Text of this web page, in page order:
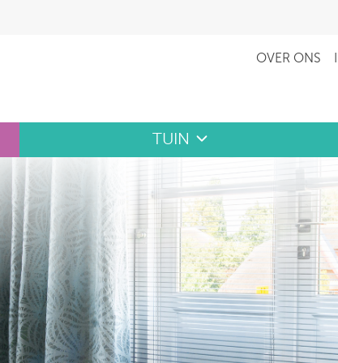
OVER ONS
TUIN